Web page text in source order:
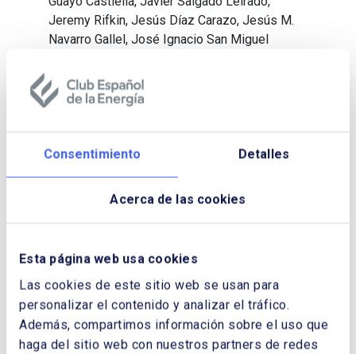
Consentimiento Detalles
Acerca de las cookies
Esta página web usa cookies
Las cookies de este sitio web se usan para
personalizar el contenido y analizar el tráfico.
Además, compartimos información sobre el uso que
haga del sitio web con nuestros partners de redes
Jeremy Rifkin, Jesús Díaz Carazo, Jesús M.
Navarro Gallel, José Ignacio San Miguel
Luis López de Silanes, José Manuel
Trullenque González, José María González
Kenneth McKellar, Lucila Izquierdo, Luis
Atienza Serna, Luis Villafruela Arranz, Marcos
Marzo Carpio, Miguel Ángel Muñoz Rodríguez,
Pedro Marín Uribe, Ramón Fiestas Hummler,
Silvestre Arana, Silvia del Saz, Tatiana Alonso
Gispert